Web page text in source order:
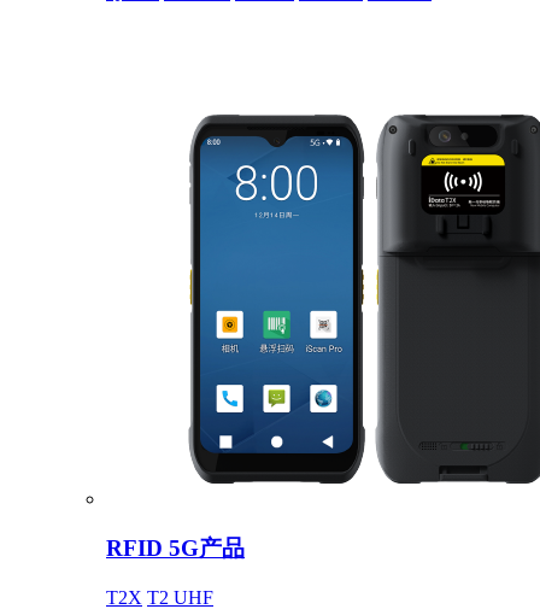
RFID 5G产品
T2X T2 UHF